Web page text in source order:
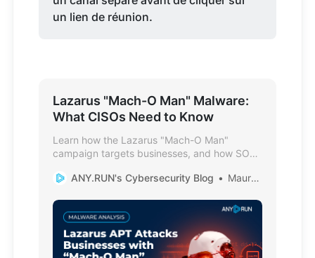
un lien de réunion.
Lazarus "Mach-O Man" Malware:
What CISOs Need to Know
Learn how the Lazarus "Mach-O Man"
campaign targets businesses, and how SOC
exposure risk.
ANY.RUN's Cybersecurity Blog Mauro Eldritch